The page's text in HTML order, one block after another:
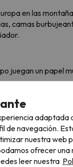
en las
camas
juegan un papel
de unaadaptada
navegación.
nuestra web
ofrecer
leer nuestra